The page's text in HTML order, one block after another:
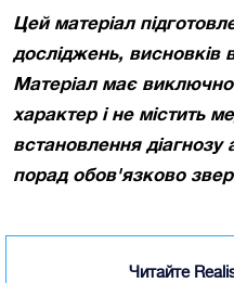
Цей матеріал
досліджень, висновків
Матеріал має
характер і не містить
встановлення
порад обов'язково
Читайте